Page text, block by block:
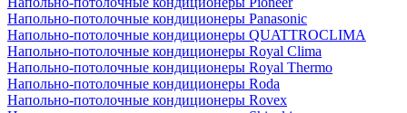
Напольно-потолочные кондиционеры Panasonic
Напольно-потолочные кондиционеры QUATTROCLIMA
Напольно-потолочные кондиционеры Royal Clima
Напольно-потолочные кондиционеры Royal Thermo
Напольно-потолочные кондиционеры Roda
Напольно-потолочные кондиционеры Rovex